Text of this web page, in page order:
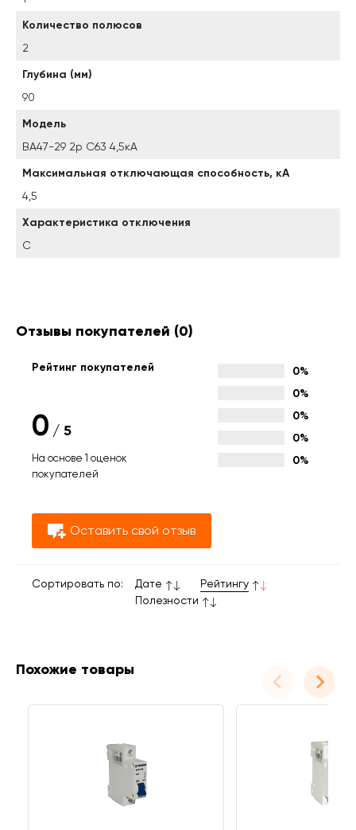
Количество полюсов
2
Глубина (мм)
90
Модель
ВА47-29 2р C63 4,5кА
Максимальная отключающая способность, кА
4,5
Характеристика отключения
C
Отзывы покупателей (0)
Рейтинг покупателей
0 / 5
На основе 1 оценок
покупателей
0%
0%
0%
0%
0%
Оставить свой отзыв
Сортировать по: Дате
Рейтингу
Полезности
Похожие товары